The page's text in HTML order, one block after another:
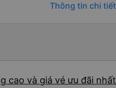
Thông tin chi tiết
cao và giá vé ưu đãi